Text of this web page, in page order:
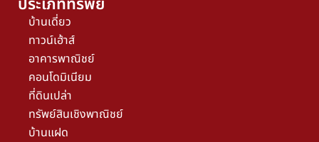
บ้านเดี่ยว
ทาวน์เฮ้าส์
อาคารพาณิชย์
คอนโดมิเนียม
ที่ดินเปล่า
ทรัพย์สินเชิงพาณิชย์
บ้านแฝด